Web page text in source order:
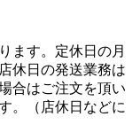
ます。定休日の月
休日の発送業務は
合はご注文を頂い
。（店休日などに